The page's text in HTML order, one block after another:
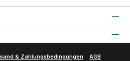
& Zahlungsbedingungen AGB